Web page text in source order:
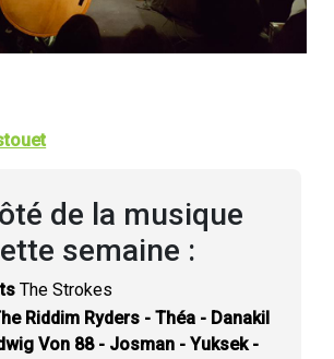
de la musique
semaine :
The Strokes
Riddim Ryders - Théa - Danakil
Von 88 - Josman - Yuksek -